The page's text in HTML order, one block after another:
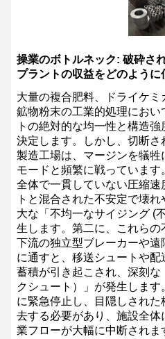
操業のボトルネック: 破砕さ
プラントの収益をどのように
大量の複合肥料、ドライケ
鉱物粉末の工業的処理にお
トの絶対的な均一性と構造
決定します。しかし、切断
製造工場は、マージンを犠
モードと頻繁に戦っていま
全体で一貫していない圧縮
トと混合された不安定で壊
大な「不均一なサイジング (
生します。第二に、これら
下流の独立型ブレーカーや
に通すと、移送シュートや
蓄積が引き起こされ、深刻
クシュート）」が発生しま
に緊急停止し、目隠しされ
去する必要があり、施設全
業フローが大幅に中断されま